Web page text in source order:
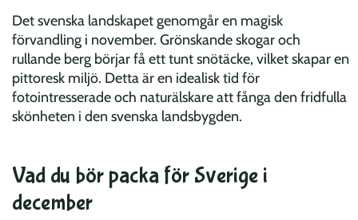
Det svenska landskapet genomgår en magisk
förvandling i november. Grönskande skogar och
rullande berg börjar få ett tunt snötäcke, vilket skapar en
pittoresk miljö. Detta är en idealisk tid för
fotointresserade och naturälskare att fånga den fridfulla
skönheten i den svenska landsbygden.
Vad du bör packa för Sverige i
december